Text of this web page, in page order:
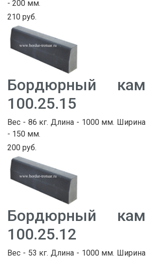
- 200 мм.
210 руб.
Бордюрный
100.25.15
Вес - 86 кг. Длина - 1000 мм.
- 150 мм.
200 руб.
Бордюрный
100.25.12
Вес - 53 кг. Длина - 1000 мм.